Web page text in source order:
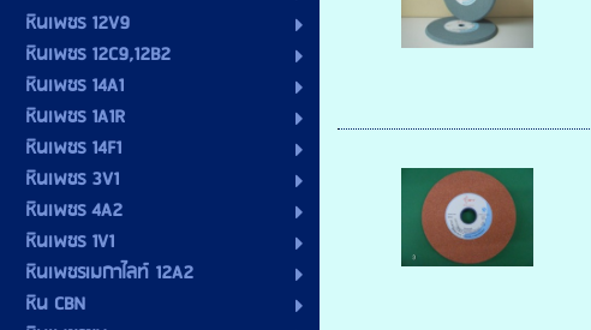
หินเพชร 12V9
หินเพชร 12C9,12B2
หินเพชร 14A1
หินเพชร 1A1R
หินเพชร 14F1
หินเพชร 3V1
หินเพชร 4A2
หินเพชร 1V1
หินเพชรเมกาไลท์ 12A2
หิน CBN